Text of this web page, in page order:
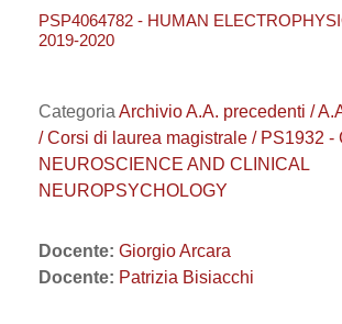
PSP4064782 - HUMAN
2019-2020
Categoria Archivio A.A. precedenti /
/ Corsi di laurea magistrale / PS1932 -
NEUROSCIENCE AND CLINICAL
NEUROPSYCHOLOGY
Docente: Giorgio Arcara
Docente: Patrizia Bisiacchi